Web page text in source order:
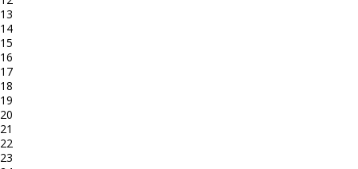
13
14
15
16
17
18
19
20
21
22
23